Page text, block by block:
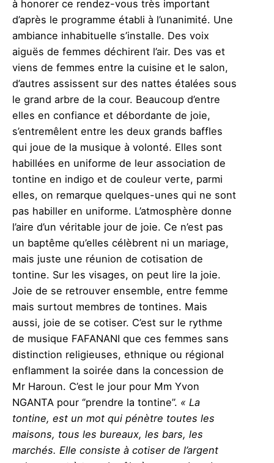
à honorer ce rendez-vous très important
d’après le programme établi à l’unanimité. Une
ambiance inhabituelle s’installe. Des voix
aiguës de femmes déchirent l’air. Des vas et
viens de femmes entre la cuisine et le salon,
d’autres assissent sur des nattes étalées sous
le grand arbre de la cour. Beaucoup d’entre
elles en confiance et débordante de joie,
s’entremêlent entre les deux grands baffles
qui joue de la musique à volonté. Elles sont
habillées en uniforme de leur association de
tontine en indigo et de couleur verte, parmi
elles, on remarque quelques-unes qui ne sont
pas habiller en uniforme. L’atmosphère donne
l’aire d’un véritable jour de joie. Ce n’est pas
un baptême qu’elles célèbrent ni un mariage,
mais juste une réunion de cotisation de
tontine. Sur les visages, on peut lire la joie.
Joie de se retrouver ensemble, entre femme
mais surtout membres de tontines. Mais
aussi, joie de se cotiser. C’est sur le rythme
de musique FAFANANI que ces femmes sans
distinction religieuses, ethnique ou régional
enflamment la soirée dans la concession de
Mr Haroun. C’est le jour pour Mm Yvon
NGANTA pour ‘’prendre la tontine’’. « La
tontine, est un mot qui pénètre toutes les
maisons, tous les bureaux, les bars, les
marchés. Elle consiste à cotiser de l’argent